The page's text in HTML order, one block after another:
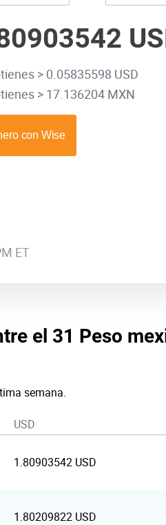
> 0.05835598 USD
> 17.136204 MXN
ET
el 31 Peso
semana.
USD
1.80903542 USD
1.80209822 USD